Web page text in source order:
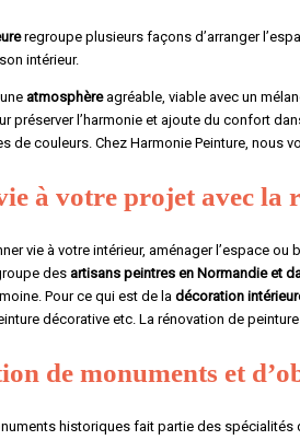
regroupe plusieurs façons d’arranger
intérieur.
atmosphèreagréable, viable avec un
préserver l’harmonie et ajoute du confort
de couleurs. Chez Harmonie Peinture, nous
à votre projet avec la
vie à votre intérieur, aménager l’espace
des artisans peintres en Normandie et
Pour ce qui est de la décoration
décorative etc. La rénovation de
de monuments et
historiques fait partie des spécialités